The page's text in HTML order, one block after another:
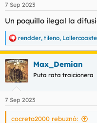
e
:
7 Sep 2023
Un poquillo ilegal la
R
e
a
c
c
i
e
s
rendder, tileno,
Max_Demian
Puta rata traicionera
7 Sep 2023
cocreta2000 rebuznó: